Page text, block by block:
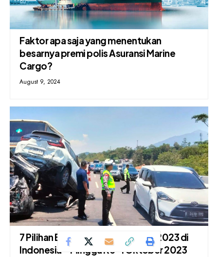
Faktor apa saja yang menentukan
besarnya premi polis Asuransi Marine
Cargo?
August 9, 2024
7 Pilihan Berita Kecelakaan Fatal 2023 di
Indonesia – Minggu Ke-1 Oktober 2023